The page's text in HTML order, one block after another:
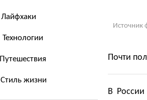
Лайфхаки
Технологии
Путешествия
Стиль жизни
Источник
Почти
В